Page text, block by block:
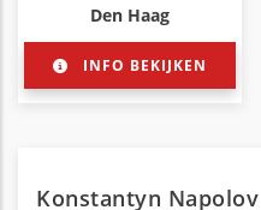
Den Haag
INFO BEKIJKEN
Konstantyn Napolov